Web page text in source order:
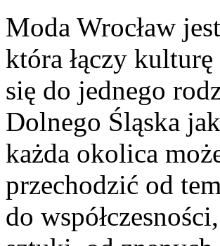
Moda Wrocław
która łączy
się do jednego
Dolnego Śląska
każda okolica
przechodzić od
do